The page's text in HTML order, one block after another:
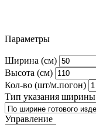
Параметры
Ширина (см)
Высота (см)
Кол-во (шт/м.погон)
Тип указания ширины
Управление